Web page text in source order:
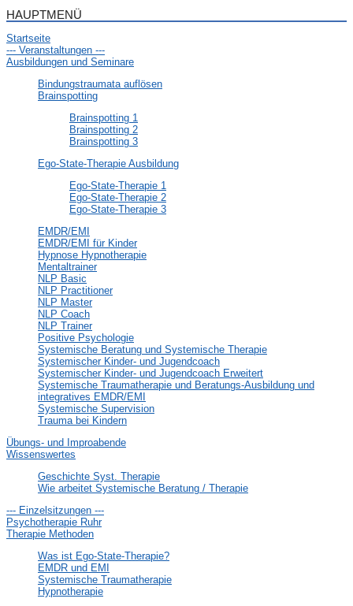
HAUPTMENÜ
Startseite
--- Veranstaltungen ---
Ausbildungen und Seminare
Bindungstraumata auflösen
Brainspotting
Brainspotting 1
Brainspotting 2
Brainspotting 3
Ego-State-Therapie Ausbildung
Ego-State-Therapie 1
Ego-State-Therapie 2
Ego-State-Therapie 3
EMDR/EMI
EMDR/EMI für Kinder
Hypnose Hypnotherapie
Mentaltrainer
NLP Basic
NLP Practitioner
NLP Master
NLP Coach
NLP Trainer
Positive Psychologie
Systemische Beratung und Systemische Therapie
Systemischer Kinder- und Jugendcoach
Systemischer Kinder- und Jugendcoach Erweitert
Systemische Traumatherapie und Beratungs-Ausbildung und
integratives EMDR/EMI
Systemische Supervision
Trauma bei Kindern
Übungs- und Improabende
Wissenswertes
Geschichte Syst. Therapie
Wie arbeitet Systemische Beratung / Therapie
--- Einzelsitzungen ---
Psychotherapie Ruhr
Therapie Methoden
Was ist Ego-State-Therapie?
EMDR und EMI
Systemische Traumatherapie
Hypnotherapie